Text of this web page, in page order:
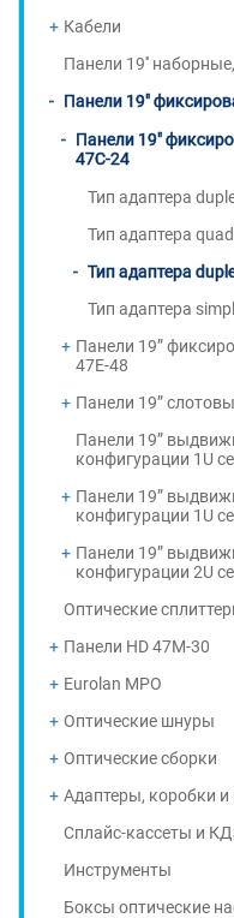
Кабели
Панели 19''
Панели 19"
Панели 19"
47C-24
Тип адаптера
Тип адаптера
Тип адаптера
Тип адаптера
Панели 19”
47E-48
Панели 19”
Панели 19”
конфигурации 1U
Панели 19”
конфигурации 1U
Панели 19”
конфигурации 2U
Оптические
Панели HD 47M-30
Eurolan MPO
Оптические шнуры
Оптические сборки
Адаптеры, коробки
Сплайс-кассеты и
Инструменты
Боксы оптические